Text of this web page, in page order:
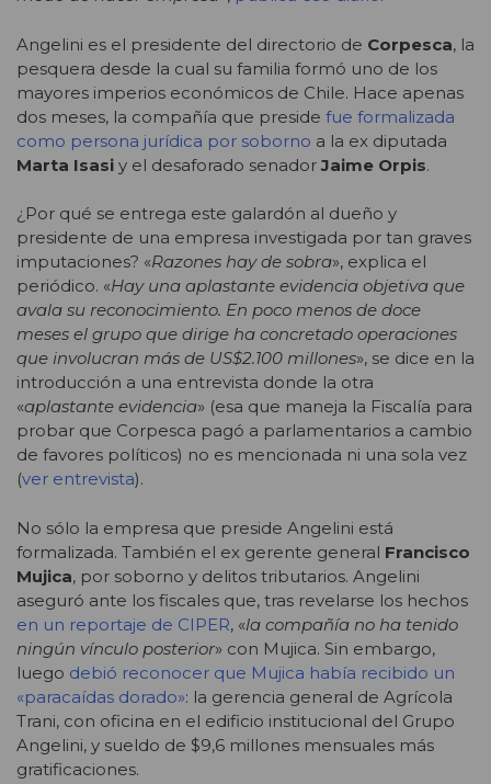
Angelini es el presidente del directorio de Corpesca, la
pesquera desde la cual su familia formó uno de los
mayores imperios económicos de Chile. Hace apenas
dos meses, la compañía que preside fue formalizada
como persona jurídica por soborno a la ex diputada
Marta Isasi y el desaforado senadorJaime Orpis.
¿Por qué se entrega este galardón al dueño y
presidente de una empresa investigada por tan graves
imputaciones? «Razones hay de sobra», explica el
periódico. «Hay una aplastante evidencia objetiva que
avala su reconocimiento. En poco menos de doce
meses el grupo que dirige ha concretado operaciones
que involucran más de US$2.100 millones», se dice en la
introducción a una entrevista donde la otra
«aplastante evidencia» (esa que maneja la Fiscalía para
probar que Corpesca pagó a parlamentarios a cambio
de favores políticos) no es mencionada ni una sola vez
(ver entrevista).
No sólo la empresa que preside Angelini está
formalizada. También el ex gerente general Francisco
Mujica, por soborno y delitos tributarios. Angelini
aseguró ante los fiscales que, tras revelarse los hechos
en un reportaje de CIPER, «la compañía no ha tenido
ningún vínculo posterior» con Mujica. Sin embargo,
luego debió reconocer que Mujica había recibido un
«paracaídas dorado»: la gerencia general de Agrícola
Trani, con oficina en el edificio institucional del Grupo
Angelini, y sueldo de $9,6 millones mensuales más
gratificaciones.